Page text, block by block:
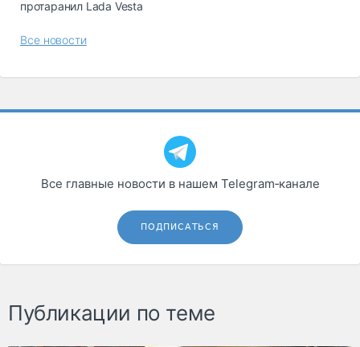
протаранил Lada Vesta
Все новости
Все главные новости в нашем Telegram‑канале
ПОДПИСАТЬСЯ
Публикации по теме